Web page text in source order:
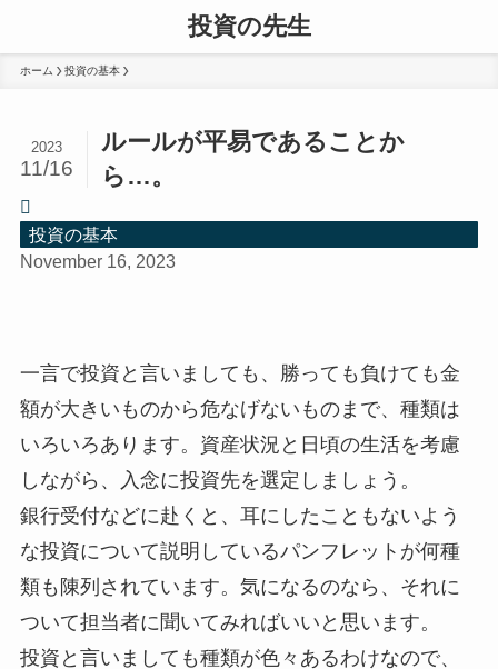
投資の先生
ホーム 投資の基本
ルールが平易であることか
ら…。
2023
11/16
投資の基本
November 16, 2023
一言で投資と言いましても、勝っても負けても金
額が大きいものから危なげないものまで、種類は
いろいろあります。資産状況と日頃の生活を考慮
しながら、入念に投資先を選定しましょう。
銀行受付などに赴くと、耳にしたこともないよう
な投資について説明しているパンフレットが何種
類も陳列されています。気になるのなら、それに
ついて担当者に聞いてみればいいと思います。
投資と言いましても種類が色々あるわけなので、